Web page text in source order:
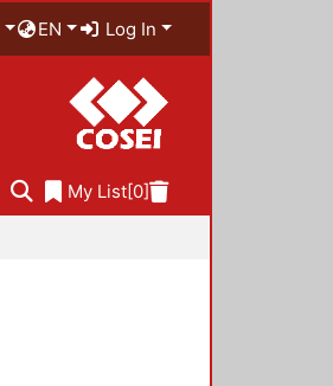
EN Log In
My List[0]